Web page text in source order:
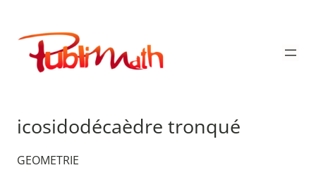
contenu
Publimath
icosidodécaèdre tronqué
GEOMETRIE